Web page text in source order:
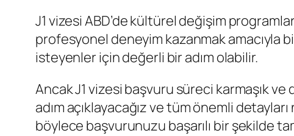
J1 vizesi ABD’de kültürel değişim
profesyonel deneyim kazanmak amacıyla
isteyenler için değerli bir adım olabilir.
Ancak J1 vizesi başvuru süreci karmaşık
adım açıklayacağız ve tüm önemli
böylece başvurunuzu başarılı bir şekilde